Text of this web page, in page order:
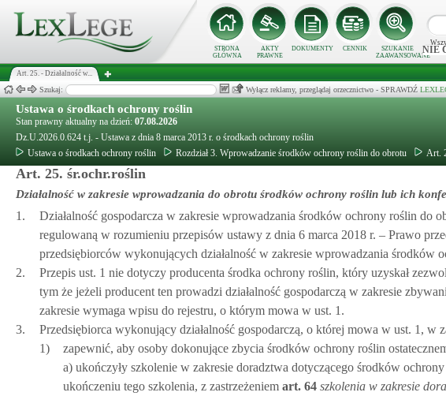
STRONA
GŁÓWNA
AKTY
PRAWNE
DOKUMENTY CENNIK
SZUKANIE
ZAAWANSOWANE
NIE
Art. 25. - Działalność w...
Szukaj: Wyłącz reklamy, przeglądaj orzecznictwo - SPRAWDŹ
Ustawa o środkach ochrony roślin
Stan prawny aktualny na dzień: 07.08.2026
Dz.U.2026.0.624 t.j. - Ustawa z dnia 8 marca 2013 r. o środkach ochrony roślin
Ustawa o środkach ochrony roślin
Rozdział 3. Wprowadzanie środków ochrony roślin do obrotu Art.
Art. 25. śr.ochr.roślin
Działalność w zakresie wprowadzania do obrotu środków ochrony roślin lub ich
1.
Działalność gospodarcza w zakresie wprowadzania środków ochrony roślin do
regulowaną w rozumieniu przepisów ustawy z dnia 6 marca 2018 r. – Prawo
przedsiębiorców wykonujących działalność w zakresie wprowadzania
2.
Przepis ust. 1 nie dotyczy producenta środka ochrony roślin, który uzyskał
tym że jeżeli producent ten prowadzi działalność gospodarczą w zakresie
zakresie wymaga wpisu do rejestru, o którym mowa w ust. 1.
3.
Przedsiębiorca wykonujący działalność gospodarczą, o której mowa w ust. 1,
1)
zapewnić, aby osoby dokonujące zbycia środków ochrony roślin
a) ukończyły szkolenie w zakresie doradztwa dotyczącego środków
ukończeniu tego szkolenia, z zastrzeżeniem art. 64 szkolenia w zakresie